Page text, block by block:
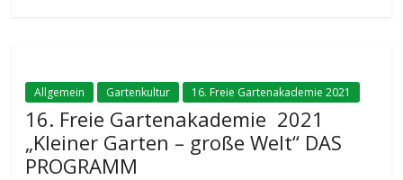
Allgemein Gartenkultur 16. Freie Gartenakademie 2021
16. Freie Gartenakademie 2021
„Kleiner Garten – große Welt“ DAS
PROGRAMM